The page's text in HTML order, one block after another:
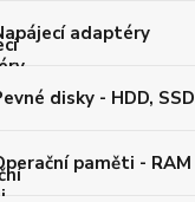
adaptéry
disky - HDD, SSD
paměti - RAM